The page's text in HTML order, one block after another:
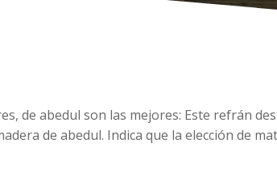
de abedul son las mejores: Este refrán
de abedul. Indica que la elección de